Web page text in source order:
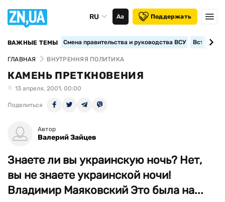
RU Аа Поддержать
ВАЖНЫЕ ТЕМЫ Смена правительства и руководства ВСУ
ГЛАВНАЯ ВНУТРЕННЯЯ ПОЛИТИКА
КАМЕНЬ ПРЕТКНОВЕНИЯ
13 апреля, 2001, 00:00
Поделиться
Автор
Валерий Зайцев
Знаете ли вы украинскую ночь? Нет,
вы не знаете украинской ночи!
Владимир Маяковский Это была на...